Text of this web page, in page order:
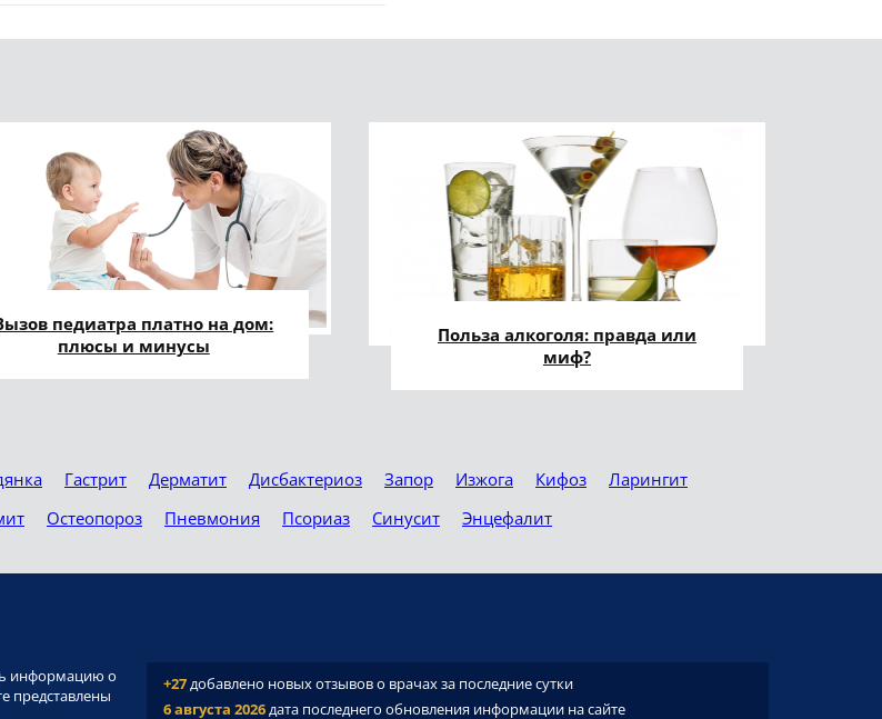
педиатра платно на дом:
плюсы и минусы
Польза алкоголя: правда или
миф?
Гастрит Дерматит Дисбактериоз Запор Изжога Кифоз
Ларингит
Остеопороз Пневмония Псориаз Синусит Энцефалит
информацию о
представлены
+27добавлено новых отзывов о врачах за последние сутки
6 августа 2026дата последнего обновления информации на сайте